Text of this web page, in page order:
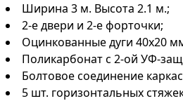
Ширина 3 м. Высота 2.1 м.;
2-е двери и 2-е форточки;
Оцинкованные дуги 40х20
Поликарбонат с 2-ой УФ-
Болтовое соединение
5 шт. горизонтальных